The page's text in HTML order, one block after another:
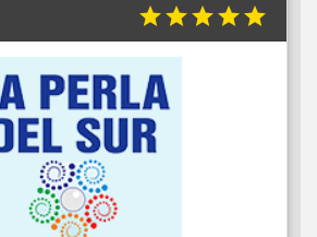
starstarstarstarstar